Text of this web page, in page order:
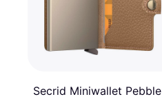
Secrid Miniwallet Pebble